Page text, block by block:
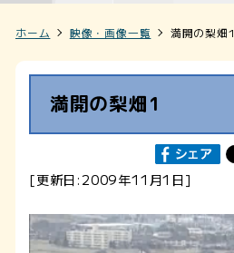
ホーム 映像・画像一覧 満開の梨畑1
満開の梨畑1
[更新日:2009年11月1日]